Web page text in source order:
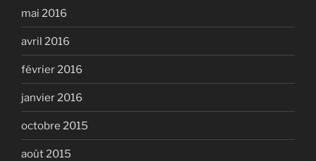
mai 2016
avril 2016
février 2016
janvier 2016
octobre 2015
août 2015